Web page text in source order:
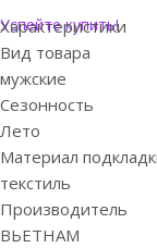
Успейте купить!
Характеристики
Вид товара
мужские
Сезонность
Лето
Материал
текстиль
Производитель
ВЬЕТНАМ